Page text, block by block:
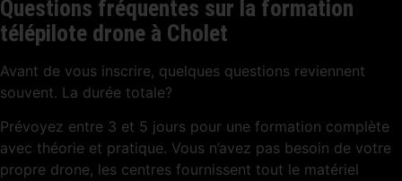
Questions fréquentes sur la formation
télépilote drone à Cholet
Avant de vous inscrire, quelques questions reviennent
souvent. La durée totale?
Prévoyez entre 3 et 5 jours pour une formation complète
avec théorie et pratique. Vous n’avez pas besoin de votre
propre drone, les centres fournissent tout le matériel